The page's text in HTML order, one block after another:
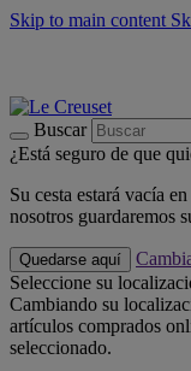
Skip to main content
Buscar
¿Está seguro de que
Su cesta estará vacía
nosotros guardaremos
Quedarse aquí
Seleccione su
Cambiando su
artículos comprados
seleccionado.